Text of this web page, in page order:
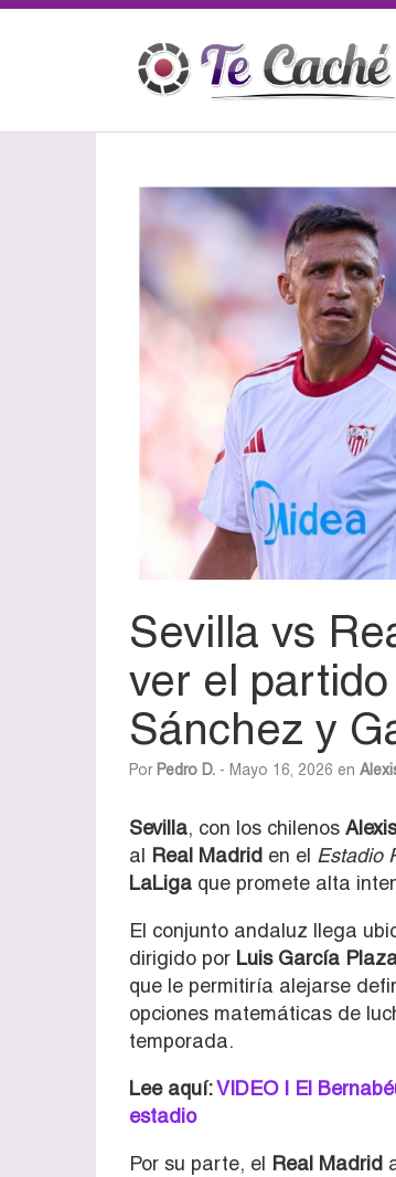
Sevilla vs
ver el
Sánchez y
Por Pedro D. - Mayo 16, 2026 en
Sevilla, con los chilenos
al Real Madrid en el Estadio
LaLiga que promete alta
El conjunto andaluz llega
dirigido por Luis García
que le permitiría alejarse
opciones matemáticas de
temporada.
Lee aquí:VIDEO | El
estadio
Por su parte, el Real Madrid